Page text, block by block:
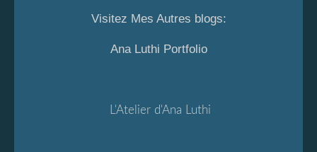
Visitez Mes Autres blogs:
Ana Luthi Portfolio
L'Atelier d'Ana Luthi